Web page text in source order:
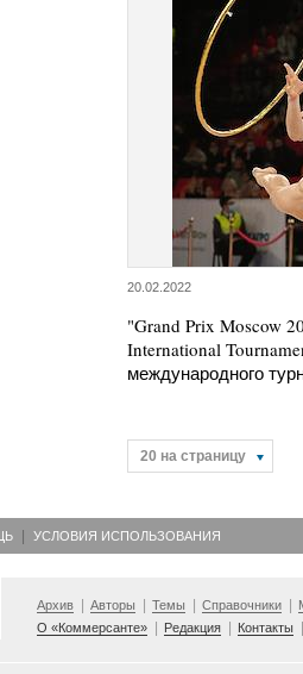
20.02.2022
"Grand Prix Moscow
International
международного
20 на страницу
УСЛОВИЯ ИСПОЛЬЗОВАНИЯ
Архив Авторы Темы Справочники
О «Коммерсанте»
Редакция Контакты